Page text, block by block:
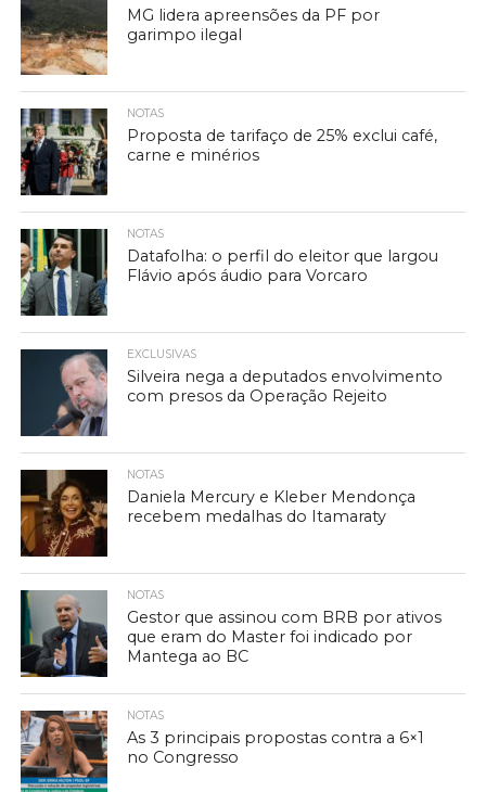
MG lidera apreensões da PF por
garimpo ilegal
NOTAS
Proposta de tarifaço de 25% exclui café,
carne e minérios
NOTAS
Datafolha: o perfil do eleitor que largou
Flávio após áudio para Vorcaro
EXCLUSIVAS
Silveira nega a deputados envolvimento
com presos da Operação Rejeito
NOTAS
Daniela Mercury e Kleber Mendonça
recebem medalhas do Itamaraty
NOTAS
Gestor que assinou com BRB por ativos
que eram do Master foi indicado por
Mantega ao BC
NOTAS
As 3 principais propostas contra a 6×1
no Congresso